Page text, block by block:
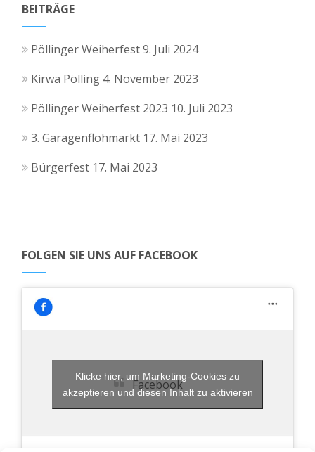
BEITRÄGE
Pöllinger Weiherfest9. Juli 2024
Kirwa Pölling 4. November 2023
Pöllinger Weiherfest 2023 10. Juli 2023
3. Garagenflohmarkt 17. Mai 2023
Bürgerfest 17. Mai 2023
FOLGEN SIE UNS AUF FACEBOOK
Facebook
Klicke hier, um Marketing-Cookies zu
akzeptieren und diesen Inhalt zu aktivieren